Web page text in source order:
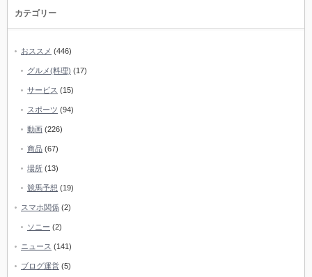
カテゴリー
おススメ (446)
グルメ(料理) (17)
サービス (15)
スポーツ (94)
動画 (226)
商品 (67)
場所 (13)
競馬予想 (19)
スマホ関係 (2)
ソニー (2)
ニュース (141)
ブログ運営 (5)